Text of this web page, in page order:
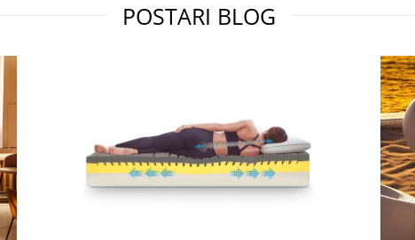
POSTARI BLOG